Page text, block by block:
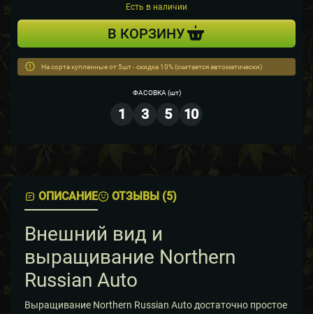
Есть в наличии
В КОРЗИНУ
На сорта купленные от 5шт - скидка 10% (считается автоматически)
ФАСОВКА (шт)
1 3 5 10
ОПИСАНИЕ ОТЗЫВЫ (5)
Внешний вид и
выращивание Northern
Russian Auto
Выращивание Northern Russian Auto достаточно простое